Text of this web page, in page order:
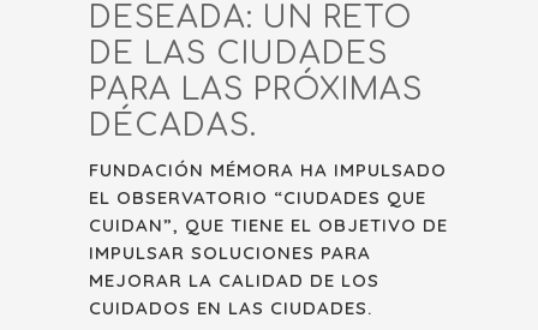
DESEADA: UN RETO
DE LAS CIUDADES
PARA LAS PRÓXIMAS
DÉCADAS.
FUNDACIÓN MÉMORA HA IMPULSADO
EL OBSERVATORIO “CIUDADES QUE
CUIDAN”, QUE TIENE EL OBJETIVO DE
IMPULSAR SOLUCIONES PARA
MEJORAR LA CALIDAD DE LOS
CUIDADOS EN LAS CIUDADES.